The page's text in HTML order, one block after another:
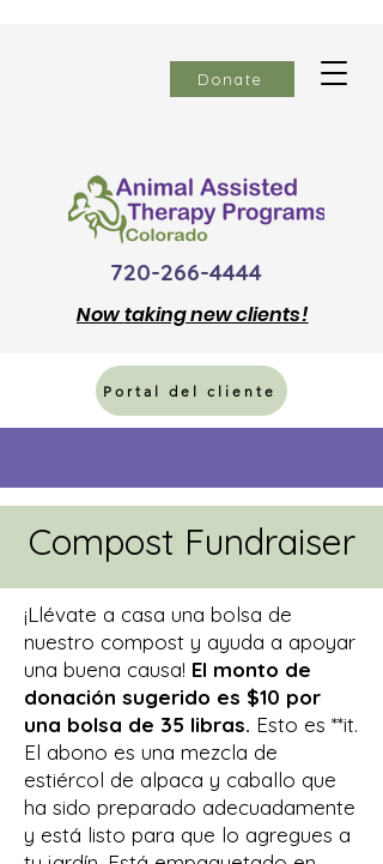
Donate
720-266-4444
Nowtaking new clients!
Portal del cliente
Compost Fundraiser
¡Llévate a casa una bolsa de
nuestro compost y ayuda a apoyar
una buena causa! El monto de
donación sugerido es $10 por
una bolsa de 35 libras. Esto es **it.
El abono es una mezcla de
estiércol de alpaca y caballo que
ha sido preparado adecuadamente
y está listo para que lo agregues a